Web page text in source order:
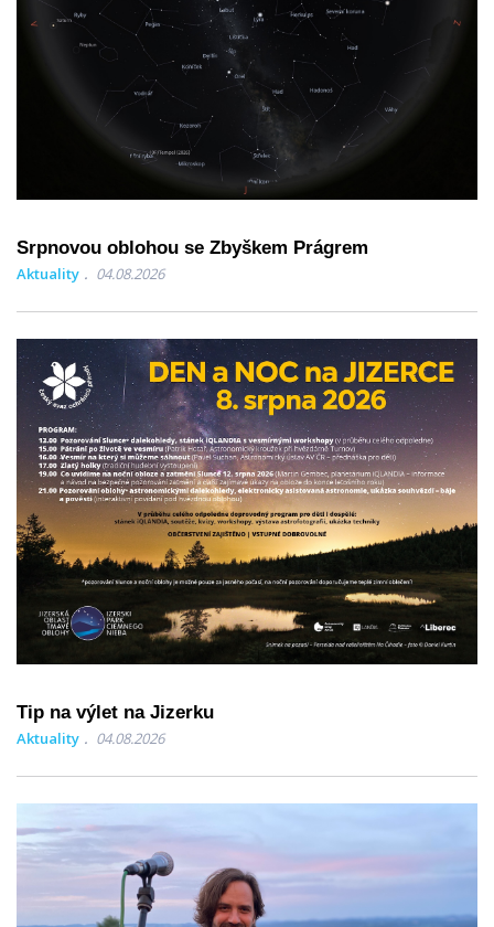
Srpnovou oblohou se Zbyškem Prágrem
Aktuality 04.08.2026
Tip na výlet na Jizerku
Aktuality 04.08.2026